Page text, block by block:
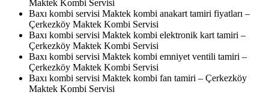
Maktek Kombi Servisi
Baxı kombi servisi Maktek kombi anakart tamiri fiyatları –
Çerkezköy Maktek Kombi Servisi
Baxı kombi servisi Maktek kombi elektronik kart tamiri –
Çerkezköy Maktek Kombi Servisi
Baxı kombi servisi Maktek kombi emniyet ventili tamiri –
Çerkezköy Maktek Kombi Servisi
Baxı kombi servisi Maktek kombi fan tamiri – Çerkezköy
Maktek Kombi Servisi